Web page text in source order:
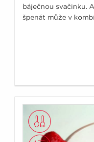
báječnou svačinku.
špenát může v